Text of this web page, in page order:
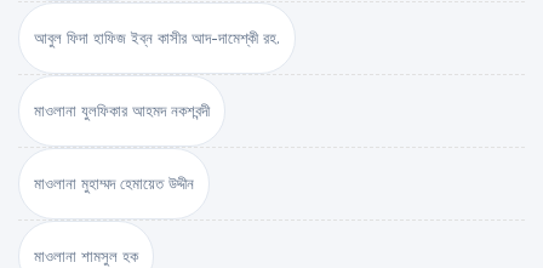
আবুল ফিদা হাফিজ ইব্‌ন কাসীর আদ-দামেশ্‌কী রহ.
মাওলানা যুলফিকার আহমদ নকশবন্দী
মাওলানা মুহাম্মদ হেমায়েত উদ্দীন
মাওলানা শামসুল হক